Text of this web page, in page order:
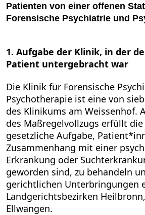
Patienten von einer offenen
Forensische Psychiatrie und
1. Aufgabe der Klinik, in der
Patient untergebracht war
Die Klinik für Forensische
Psychotherapie ist eine von
des Klinikums am Weissenhof.
des Maßregelvollzugs erfüllt
gesetzliche Aufgabe,
Zusammenhang mit einer
Erkrankung oder
geworden sind, zu behandeln
gerichtlichen Unterbringungen
Landgerichtsbezirken
Ellwangen.